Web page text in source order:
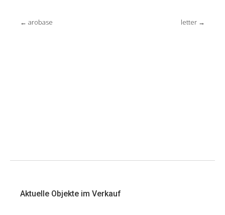
Post
← arobase letter →
Aktuelle Objekte im Verkauf